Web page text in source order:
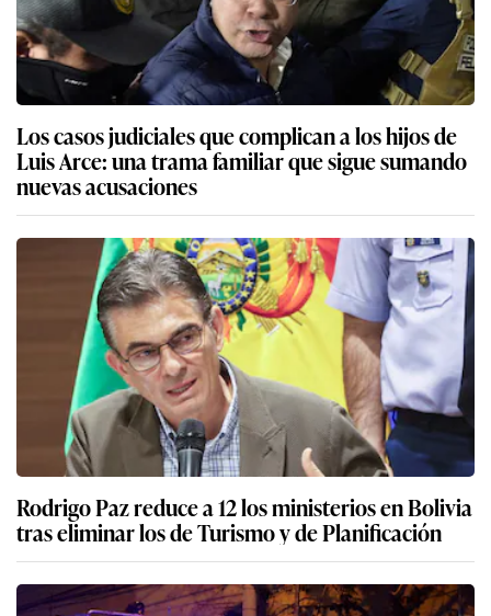
Los casos judiciales que complican a los hijos de
Luis Arce: una trama familiar que sigue sumando
nuevas acusaciones
Rodrigo Paz reduce a 12 los ministerios en Bolivia
tras eliminar los de Turismo y de Planificación